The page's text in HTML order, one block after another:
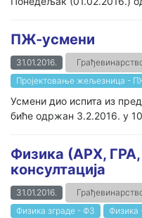
ПЖ-усмени
31.01.2016.
Пројектовање жељезница -
Усмени дио испита из
биће одржан 3.2.2016. у
Физика (АРХ,
консултација
31.01.2016.
Физика зграде - ФЗ
Физика